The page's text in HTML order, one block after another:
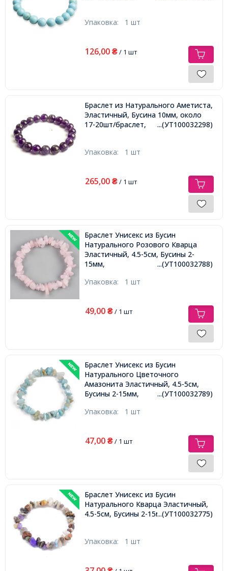
Упаковка: 1 шт
126,00 ₴/ 1 шт
Браслет из Натурального Аметиста,
Эластичный, Бусина 10мм, около
17-20шт/браслет,
...(УТ100032298)
Упаковка: 1 шт
265,00 ₴/ 1 шт
Браслет Унисекс из Бусин
Натурального Розового Кварца
Эластичный, 4.5-5см, Бусины 2-
15мм,
...(УТ100032788)
Упаковка: 1 шт
49,00 ₴/ 1 шт
Браслет Унисекс из Бусин
Натурального Цветочного
Амазонита Эластичный, 4.5-5см,
Бусины 2-15мм,
...(УТ100032789)
Упаковка: 1 шт
47,00 ₴/ 1 шт
Браслет Унисекс из Бусин
Натурального Кварца Эластичный,
4.5-5см, Бусины 2-15мм,...(УТ100032775)
Упаковка: 1 шт